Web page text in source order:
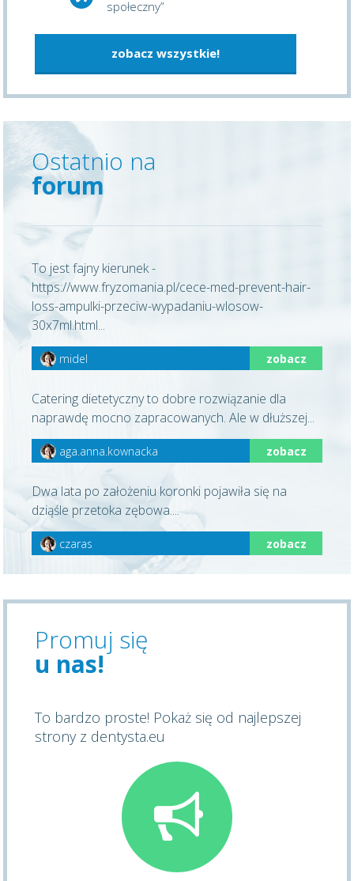
społeczny”
zobacz wszystkie!
Ostatnio na
forum
To jest fajny kierunek -
https://www.fryzomania.pl/cece-med-prevent-hair-
loss-ampulki-przeciw-wypadaniu-wlosow-
30x7ml.html...
midel zobacz
Catering dietetyczny to dobre rozwiązanie dla
naprawdę mocno zapracowanych. Ale w dłuższej...
aga.anna.kownacka zobacz
Dwa lata po założeniu koronki pojawiła się na
dziąśle przetoka zębowa....
czaras zobacz
Promuj się
u nas!
To bardzo proste! Pokaż się od najlepszej
strony z dentysta.eu